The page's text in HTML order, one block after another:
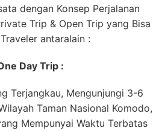
dengan Konsep Perjalanan
Trip & Open Trip yang Bisa
antaralain :
Day Trip :
Terjangkau, Mengunjungi 3-6
Taman Nasional Komodo,
Mempunyai Waktu Terbatas